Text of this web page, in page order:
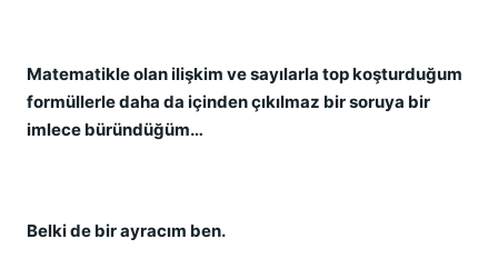
Matematikle olan ilişkim ve sayılarla top koşturduğum
formüllerle daha da içinden çıkılmaz bir soruya bir
imlece büründüğüm…
Belki de bir ayracım ben.